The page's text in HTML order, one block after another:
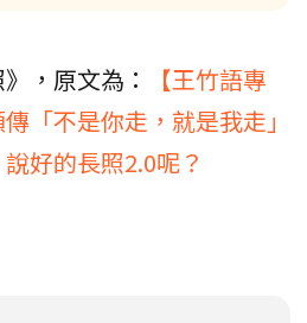
，原文為：
【王竹語專
「不是你走，就是我走」
好的長照2.0呢？